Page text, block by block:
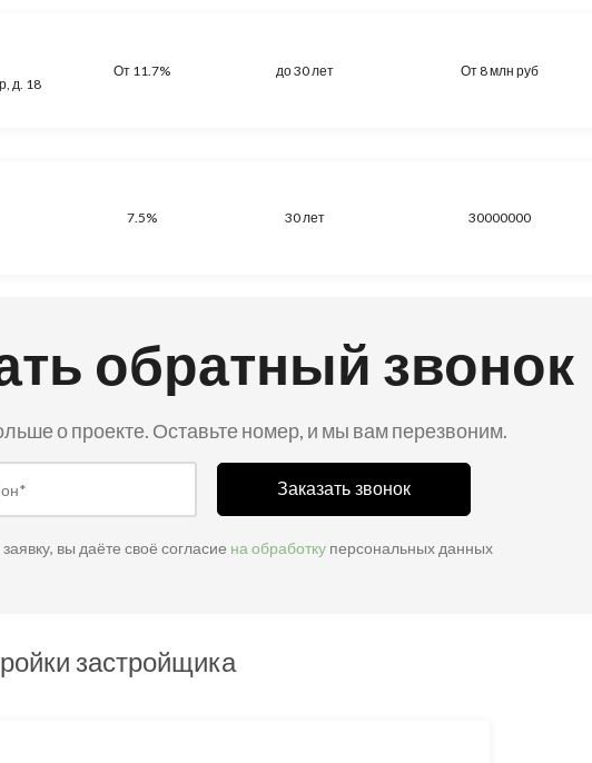
д. 18
От 11.7% до 30 лет От 8 млн руб
7.5% 30 лет 30000000
обратный звонок
о проекте. Оставьте номер, и мы вам перезвоним.
Заказать звонок
вы даёте своё согласие на обработкуперсональных данных
застройщика